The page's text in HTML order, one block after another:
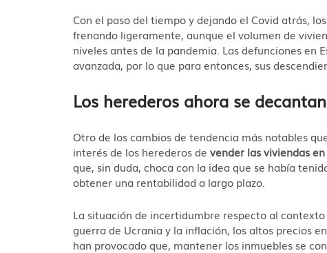
Con el paso del tiempo y dejando el Covid atrás,
frenando ligeramente, aunque el volumen de
niveles antes de la pandemia. Las defunciones en
avanzada, por lo que para entonces, sus
Los herederos ahora se
Otro de los cambios de tendencia más notables
interés de los herederos devender las viviendas
que, sin duda, choca con la idea que se había
obtener una rentabilidad a largo plazo.
La situación de incertidumbre respecto al
guerra de Ucrania y la inflación, los altos precios
han provocado que, mantener los inmuebles se